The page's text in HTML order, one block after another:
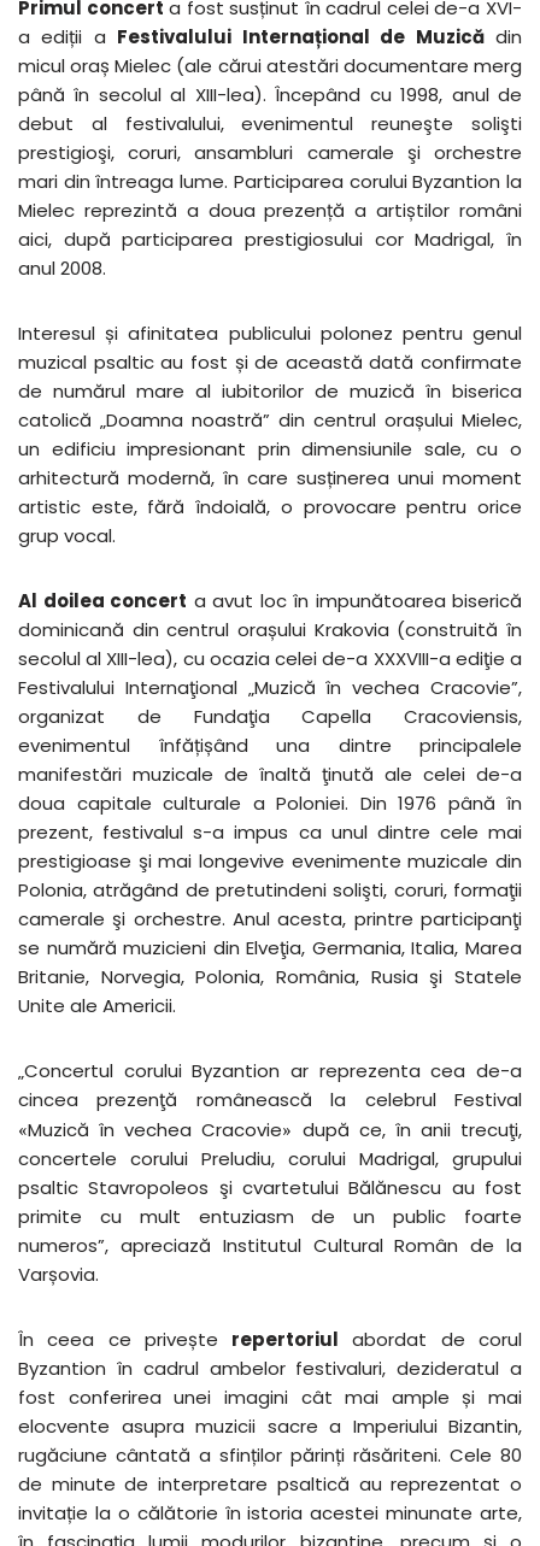
Primul concert a fost susținut în cadrul celei de-a XVI-
a ediții a Festivalului Internațional de Muzicădin
micul oraș Mielec (ale cărui atestări documentare merg
până în secolul al XIII-lea). Începând cu 1998, anul de
debut al festivalului, evenimentul reuneşte solişti
prestigioşi, coruri, ansambluri camerale şi orchestre
mari din întreaga lume. Participarea corului Byzantion la
Mielec reprezintă a doua prezență a artiștilor români
aici, după participarea prestigiosului cor Madrigal, în
anul 2008.
Interesul și afinitatea publicului polonez pentru genul
muzical psaltic au fost și de această dată confirmate
de numărul mare al iubitorilor de muzică în biserica
catolică „Doamna noastră” din centrul orașului Mielec,
un edificiu impresionant prin dimensiunile sale, cu o
arhitectură modernă, în care susținerea unui moment
artistic este, fără îndoială, o provocare pentru orice
grup vocal.
Al doilea concert a avut loc în impunătoarea biserică
dominicană din centrul orașului Krakovia (construită în
secolul al XIII-lea), cu ocazia celei de-a XXXVIII-a ediţie a
Festivalului Internaţional „Muzică în vechea Cracovie”,
organizat de Fundaţia Capella Cracoviensis,
evenimentul înfățișând una dintre principalele
manifestări muzicale de înaltă ţinută ale celei de-a
doua capitale culturale a Poloniei. Din 1976 până în
prezent, festivalul s-a impus ca unul dintre cele mai
prestigioase şi mai longevive evenimente muzicale din
Polonia, atrăgând de pretutindeni solişti, coruri, formaţii
camerale şi orchestre. Anul acesta, printre participanţi
se numără muzicieni din Elveţia, Germania, Italia, Marea
Britanie, Norvegia, Polonia, România, Rusia şi Statele
Unite ale Americii.
„Concertul corului Byzantion ar reprezenta cea de-a
cincea prezenţă românească la celebrul Festival
«Muzică în vechea Cracovie» după ce, în anii trecuţi,
concertele corului Preludiu, corului Madrigal, grupului
psaltic Stavropoleos şi cvartetului Bălănescu au fost
primite cu mult entuziasm de un public foarte
numeros”, apreciază Institutul Cultural Român de la
Varșovia.
În ceea ce privește repertoriul abordat de corul
Byzantion în cadrul ambelor festivaluri, dezideratul a
fost conferirea unei imagini cât mai ample și mai
elocvente asupra muzicii sacre a Imperiului Bizantin,
rugăciune cântată a sfinților părinți răsăriteni. Cele 80
de minute de interpretare psaltică au reprezentat o
invitație la o călătorie în istoria acestei minunate arte,